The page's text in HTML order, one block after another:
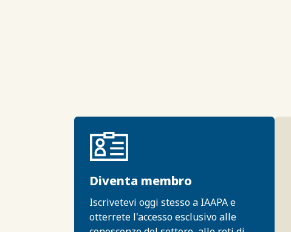
Diventa membro
Iscrivetevi oggi stesso a IAAPA e
otterrete l'accesso esclusivo alle